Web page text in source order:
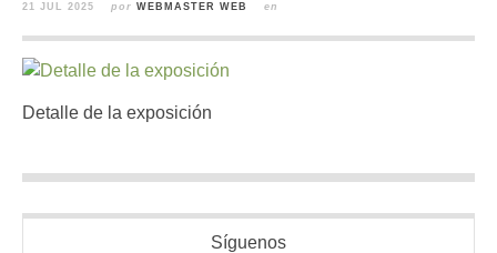
21 JUL 2025 por WEBMASTER WEB en
Detalle de la exposición
Síguenos